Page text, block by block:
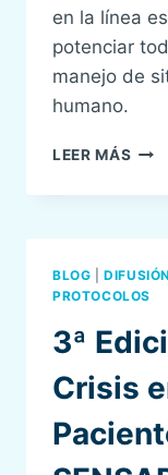
en la línea
potenciar
manejo de
humano.
LEER MÁS
BLOG |
PROTOCOLOS
3ª
Crisis